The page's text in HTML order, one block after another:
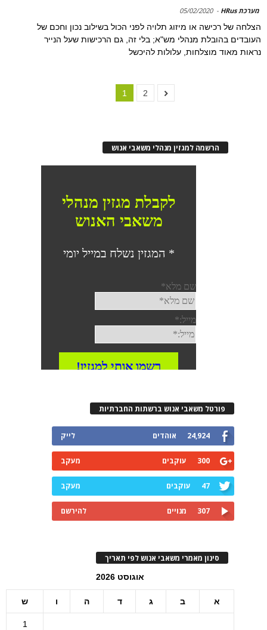
מערכת HRus -
05/02/2020
הצלחה של רכישה או מיזוג תלויה לפני הכול בשילוב נכון וחכם של
העובדים בהובלת מנהלי מש"א; בלי זה, גם הרכישות שעל הנייר
נראות מאוד מוצלחות, עלולות להיכשל
1 2
הרשמה למגזין מנהלי משאבי אנוש
פורטל משאבי אנוש ברשתות החברתיות
24,924 אוהדים לייק
300 עוקבים מעקב
47 עוקבים מעקב
307 מנויים להירשם
סינון מאמרי משאבי אנוש לפי תאריך
אוגוסט 2026
א ב ג ד ה ו ש
1